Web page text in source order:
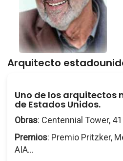
Arquitecto
Uno de los arquitectos
de Estados Unidos.
Obras: Centennial Tower,
Premios: Premio Pritzker,
AIA...